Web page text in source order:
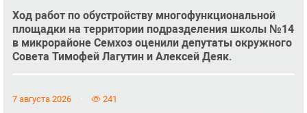
Ход работ по обустройству многофункциональной
площадки на территории подразделения школы №14
в микрорайоне Семхоз оценили депутаты окружного
Совета Тимофей Лагутин и Алексей Деяк.
7 августа 2026 241